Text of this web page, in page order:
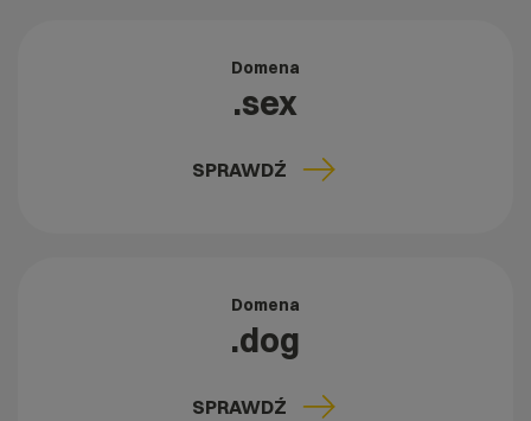
Domena
.sex
SPRAWDŹ
Domena
.dog
SPRAWDŹ